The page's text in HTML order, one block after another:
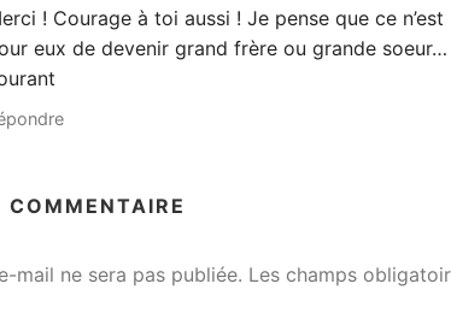
! Courage à toi aussi ! Je pense que ce
eux de devenir grand frère ou grande
COMMENTAIRE
mail ne sera pas publiée. Les champs